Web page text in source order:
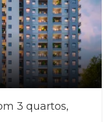
3 quartos,